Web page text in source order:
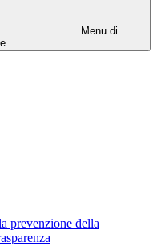
Menu di
prevenzione della